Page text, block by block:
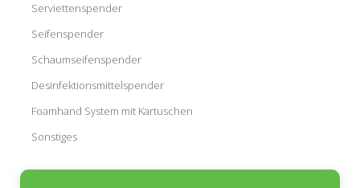
Serviettenspender
Seifenspender
Schaumseifenspender
Desinfektionsmittelspender
Foamhand System mit Kartuschen
Sonstiges